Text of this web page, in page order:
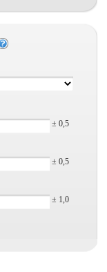
± 0,5
± 0,5
± 1,0